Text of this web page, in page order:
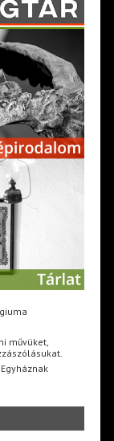
művüket,